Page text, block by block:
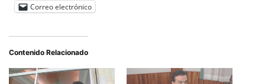
Correo electrónico
Contenido Relacionado